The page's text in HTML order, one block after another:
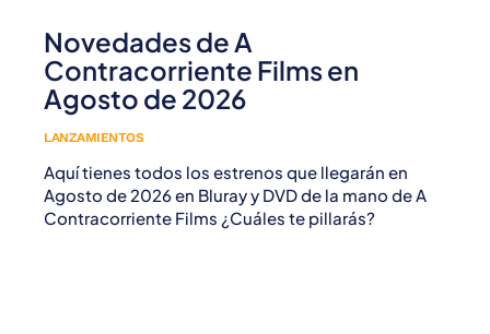
Novedades de A
Contracorriente Films en
Agosto de 2026
LANZAMIENTOS
Aquí tienes todos los estrenos que llegarán en
Agosto de 2026 en Bluray y DVD de la mano de A
Contracorriente Films ¿Cuáles te pillarás?